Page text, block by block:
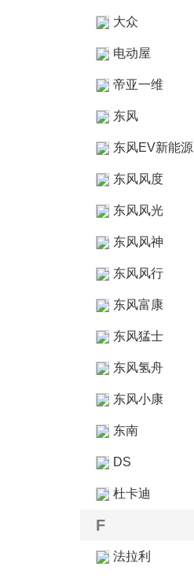
大众
电动屋
帝亚一维
东风
东风EV新能源
东风风度
东风风光
东风风神
东风风行
东风富康
东风猛士
东风氢舟
东风小康
东南
DS
杜卡迪
F
法拉利